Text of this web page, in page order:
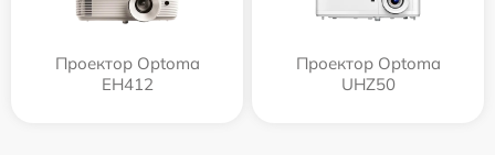
Проектор Optoma
EH412
Проектор Optoma
UHZ50